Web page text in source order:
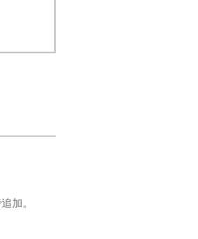
加。